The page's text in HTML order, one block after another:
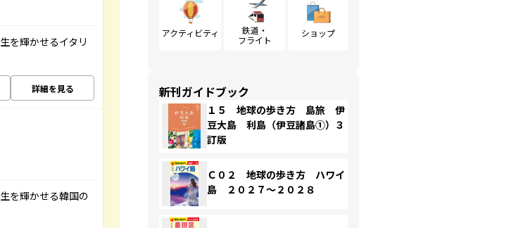
を輝かせるイタリ
詳細を見る
を輝かせる韓国の
アクティビティ
鉄道・
フライト
ショップ
新刊ガイドブック
１５ 地球の歩き方 島旅 伊
豆大島 利島（伊豆諸島①）３
訂版
Ｃ０２ 地球の歩き方 ハワイ
島 ２０２７～２０２８